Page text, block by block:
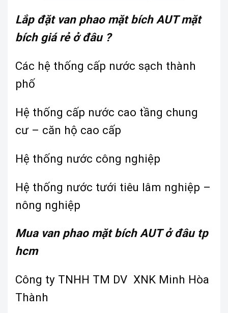
Lắp đặt van phao mặt bích AUT mặt
bích giá rẻ ở đâu ?
Các hệ thống cấp nước sạch thành
phố
Hệ thống cấp nước cao tầng chung
cư – căn hộ cao cấp
Hệ thống nước công nghiệp
Hệ thống nước tưới tiêu lâm nghiệp –
nông nghiệp
Mua van phao mặt bích AUT ở đâu tp
hcm
Công ty TNHH TM DV XNK Minh Hòa
Thành